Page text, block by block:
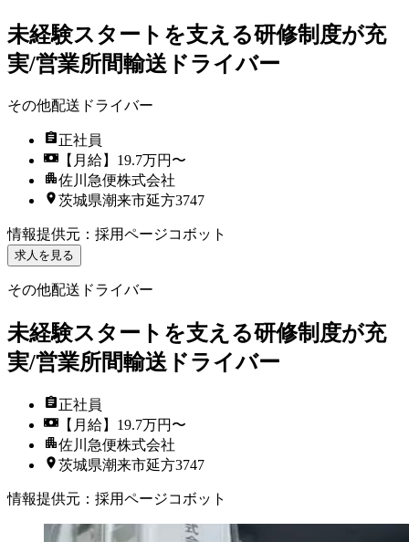
未経験スタートを支える研修制度が充
実/営業所間輸送ドライバー
その他配送ドライバー
正社員
【月給】19.7万円〜
佐川急便株式会社
茨城県潮来市延方3747
情報提供元 ： 採用ページコボット
求人を見る
その他配送ドライバー
未経験スタートを支える研修制度が充
実/営業所間輸送ドライバー
正社員
【月給】19.7万円〜
佐川急便株式会社
茨城県潮来市延方3747
情報提供元 ： 採用ページコボット